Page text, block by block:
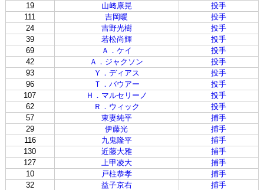
19
山﨑康晃
投手
111
吉岡暖
投手
24
吉野光樹
投手
39
若松尚輝
投手
69
Ａ．ケイ
投手
42
Ａ．ジャクソン
投手
93
Ｙ．ディアス
投手
96
Ｔ．バウアー
投手
107
Ｈ．マルセリーノ
投手
62
Ｒ．ウィック
投手
57
東妻純平
捕手
29
伊藤光
捕手
116
九鬼隆平
捕手
130
近藤大雅
捕手
127
上甲凌大
捕手
10
戸柱恭孝
捕手
32
益子京右
捕手